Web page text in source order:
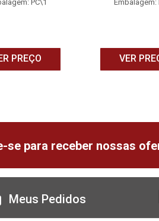
PC\1
PREÇO
Embalagem:
VER
se para receber nossas
Meus Pedidos